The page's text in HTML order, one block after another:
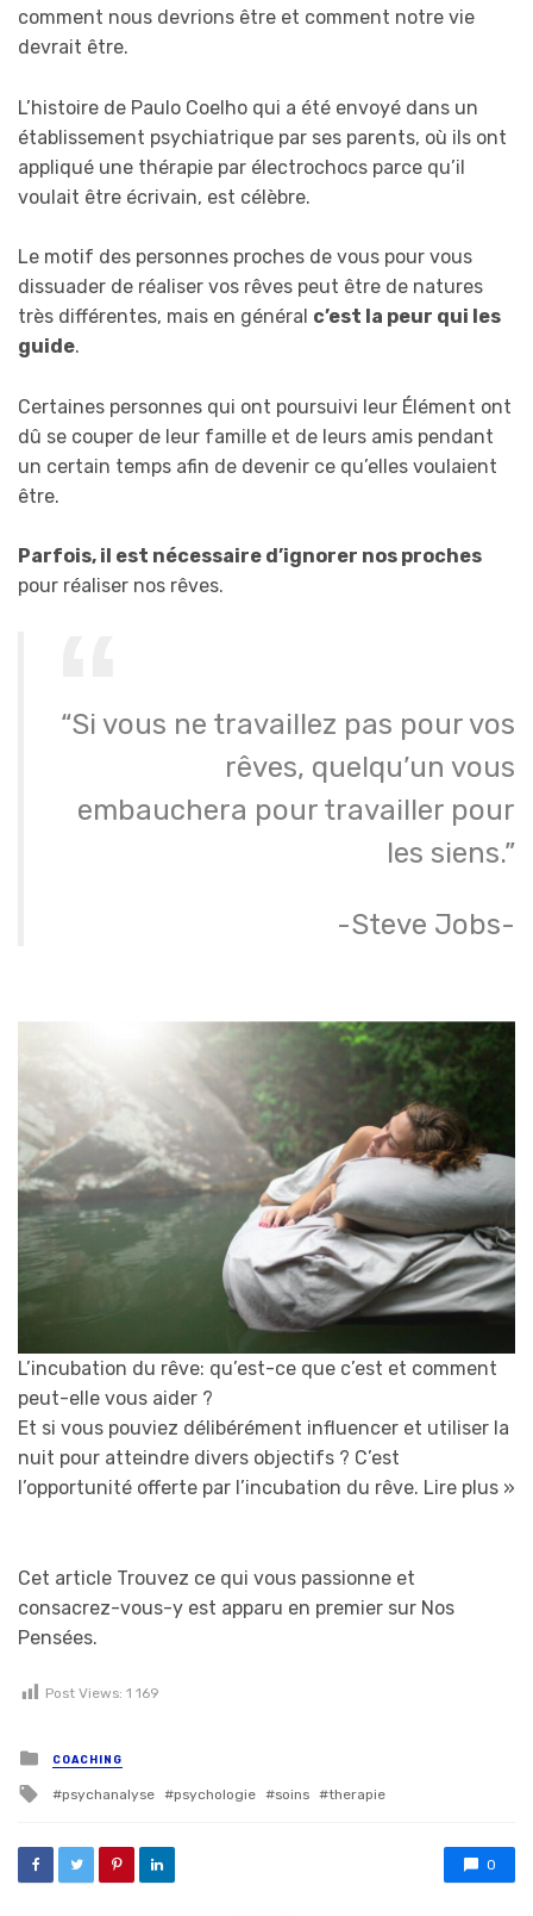
comment nous devrions être et comment notre vie
devrait être.
L’histoire de Paulo Coelho qui a été envoyé dans un
établissement psychiatrique par ses parents, où ils ont
appliqué une thérapie par électrochocs parce qu’il
voulait être écrivain, est célèbre.
Le motif des personnes proches de vous pour vous
dissuader de réaliser vos rêves peut être de natures
très différentes, mais en général c’est la peur qui les
guide.
Certaines personnes qui ont poursuivi leur Élément ont
dû se couper de leur famille et de leurs amis pendant
un certain temps afin de devenir ce qu’elles voulaient
être.
Parfois, il est nécessaire d’ignorer nos proches
pour réaliser nos rêves.
“Si vous ne travaillez pas pour vos
rêves, quelqu’un vous
embauchera pour travailler pour
les siens.”
-Steve Jobs-
L’incubation du rêve: qu’est-ce que c’est et comment
peut-elle vous aider ?
Et si vous pouviez délibérément influencer et utiliser la
nuit pour atteindre divers objectifs ? C’est
l’opportunité offerte par l’incubation du rêve. Lire plus »
Cet article Trouvez ce qui vous passionne et
consacrez-vous-y est apparu en premier sur Nos
Pensées.
Post Views: 1 169
Posted in
COACHING
Tagged with
psychanalyse psychologie soins therapie
0